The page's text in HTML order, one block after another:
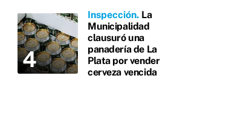
Inspección La
Municipalidad
clausuró una
panadería de La
Plata por vender
cerveza vencida